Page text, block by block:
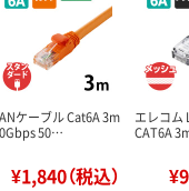
ケーブル Cat6A 3m
50…
¥1,840（税込）
エレコム
CAT6A